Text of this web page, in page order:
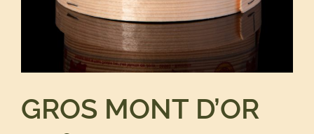
Rechercher:
GROS MONT D’OR